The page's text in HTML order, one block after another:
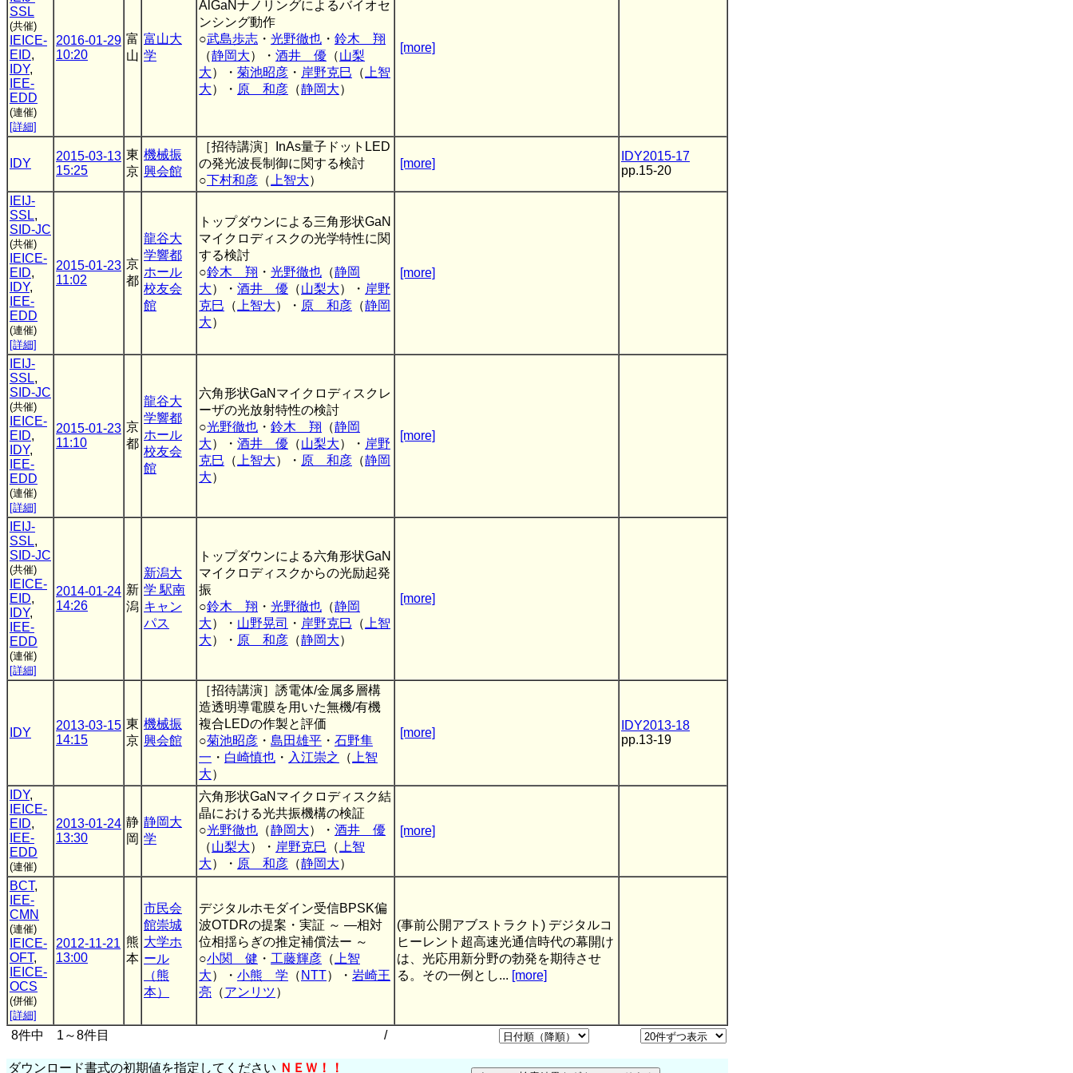
SSL
(共催)
IEICE-
EID,
IDY,
IEE-
EDD
(連催)
[詳細]
2016-01-29
10:20
富
山
富山大
学
AlGaNナノリングによるバイオセ
ンシング動作
○武島歩志 ・ 光野徹也 ・ 鈴木 翔
（静岡大）・ 酒井 優 （山梨
大）・ 菊池昭彦 ・ 岸野克巳 （ 上智
大）・ 原 和彦 （静岡大）
[more]
IDY
2015-03-13
15:25
東
京
機械振
興会館
［招待講演］InAs量子ドットLED
の発光波長制御に関する検討
○下村和彦 （ 上智大）
[more]
IDY2015-17
pp.15-20
IEIJ-
SSL,
SID-JC
(共催)
IEICE-
EID,
IDY,
IEE-
EDD
(連催)
[詳細]
2015-01-23
11:02
京
都
龍谷大
学響都
ホール
校友会
館
トップダウンによる三角形状GaN
マイクロディスクの光学特性に関
する検討
○鈴木 翔 ・ 光野徹也 （静岡
大）・ 酒井 優 （山梨大）・ 岸野
克巳 （ 上智大）・ 原 和彦 （静岡
大）
[more]
IEIJ-
SSL,
SID-JC
(共催)
IEICE-
EID,
IDY,
IEE-
EDD
(連催)
[詳細]
2015-01-23
11:10
京
都
龍谷大
学響都
ホール
校友会
館
六角形状GaNマイクロディスクレ
ーザの光放射特性の検討
○光野徹也 ・ 鈴木 翔 （静岡
大）・ 酒井 優 （山梨大）・ 岸野
克巳 （ 上智大）・ 原 和彦 （静岡
大）
[more]
IEIJ-
SSL,
SID-JC
(共催)
IEICE-
EID,
IDY,
IEE-
EDD
(連催)
[詳細]
2014-01-24
14:26
新
潟
新潟大
学 駅南
キャン
パス
トップダウンによる六角形状GaN
マイクロディスクからの光励起発
振
○鈴木 翔 ・ 光野徹也 （静岡
大）・ 山野晃司 ・ 岸野克巳 （ 上智
大）・ 原 和彦 （静岡大）
[more]
IDY
2013-03-15
14:15
東
京
機械振
興会館
［招待講演］誘電体/金属多層構
造透明導電膜を用いた無機/有機
複合LEDの作製と評価
○菊池昭彦 ・ 島田雄平 ・ 石野隼
一 ・ 白崎慎也 ・ 入江崇之 （ 上智
大）
[more]
IDY2013-18
pp.13-19
IDY,
IEICE-
EID,
IEE-
EDD
(連催)
2013-01-24
13:30
静
岡
静岡大
学
六角形状GaNマイクロディスク結
晶における光共振機構の検証
○光野徹也 （静岡大）・ 酒井 優
（山梨大）・ 岸野克巳 （ 上智
大）・ 原 和彦 （静岡大）
[more]
BCT,
IEE-
CMN
(連催)
IEICE-
OFT,
IEICE-
OCS
(併催)
[詳細]
2012-11-21
13:00
熊
本
市民会
館崇城
大学ホ
ール
（熊
本）
デジタルホモダイン受信BPSK偏
波OTDRの提案・実証 ～ —相対
位相揺らぎの推定補償法ー ～
○小関 健 ・ 工藤輝彦 （ 上智
大）・ 小熊 学 （ NTT）・ 岩崎王
亮 （アンリツ）
(事前公開アブストラクト) デジタルコ
ヒーレント超高速光通信時代の幕開け
は、光応用新分野の勃発を期待させ
る。その一例とし... [more]
8件中 1～8件目 /
ダウンロード書式の初期値を指定してください ＮＥＷ！！